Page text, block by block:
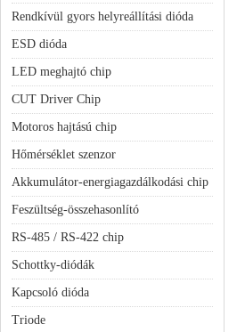
Rendkívül gyors helyreállítási dióda
ESD dióda
LED meghajtó chip
CUT Driver Chip
Motoros hajtású chip
Hőmérséklet szenzor
Akkumulátor-energiagazdálkodási chip
Feszültség-összehasonlító
RS-485 / RS-422 chip
Schottky-diódák
Kapcsoló dióda
Triode